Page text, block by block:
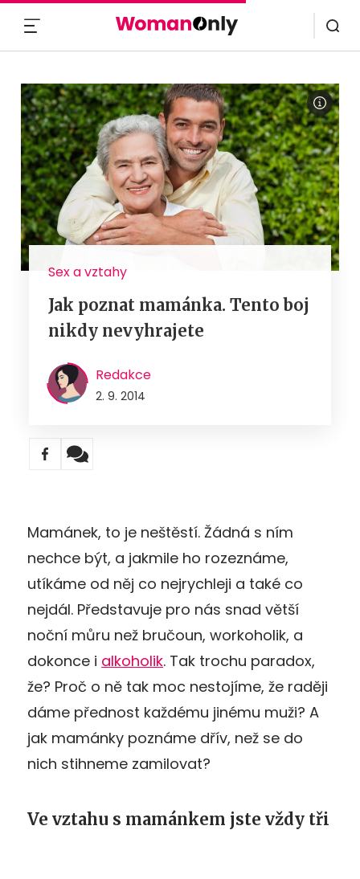
Sex a vztahy
Jak poznat mamánka. Tento boj
nikdy nevyhrajete
Redakce
2. 9. 2014
Mamánek, to je neštěstí. Žádná s ním
nechce být, a jakmile ho rozeznáme,
utíkáme od něj co nejrychleji a také co
nejdál. Představuje pro nás snad větší
noční můru než bručoun, workoholik, a
dokonce i alkoholik. Tak trochu paradox,
že? Proč o ně tak moc nestojíme, že raději
dáme přednost každému jinému muži? A
jak mamánky poznáme dřív, než se do
nich stihneme zamilovat?
Ve vztahu s mamánkem jste vždy tři